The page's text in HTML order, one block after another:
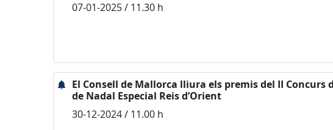
07-01-2025 / 11.30 h
El Consell de Mallorca lliura els premis del II Concurs
de Nadal Especial Reis d’Orient
30-12-2024 / 11.00 h